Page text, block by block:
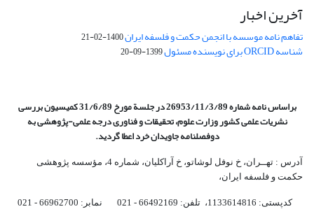
آخرین اخبار
تفاهم نامه موسسه با انجمن حکمت و فلسفه ایران1400-02-21
شناسه ORCID برای نویسنده مسئول 1399-09-20
براساس نامه شماره 26953/11/3/89 در جلسة مورخ 31/6/89 کمیسیون
بررسی
نشریات علمی کشور وزارت علوم، تحقیقات و فناوری درجه علمی‌-پژوهشیبه
دوفصلنامه جاویدان خرد اعطا گردید.
آدرس : تهــران، خ نوفل لوشاتو، خ آراکلیان، شماره 4،‌ مؤسسه پژوهشی
حکمت و فلسفه ایران،‌
کدپستی: 1133614816، تلفن: 66492169 - 021 نمابر: 66962700 - 021